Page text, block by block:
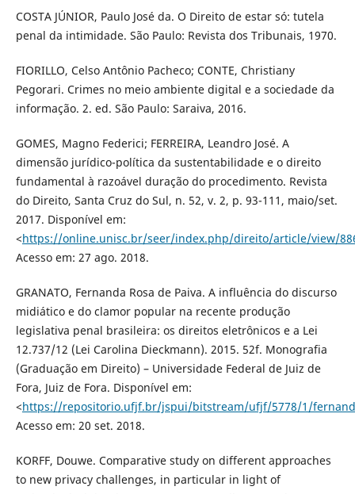
COSTA JÚNIOR, Paulo José da. O Direito de estar só: tutela
penal da intimidade. São Paulo: Revista dos Tribunais, 1970.
FIORILLO, Celso Antônio Pacheco; CONTE, Christiany
Pegorari. Crimes no meio ambiente digital e a sociedade da
informação. 2. ed. São Paulo: Saraiva, 2016.
GOMES, Magno Federici; FERREIRA, Leandro José. A
dimensão jurídico-política da sustentabilidade e o direito
fundamental à razoável duração do procedimento. Revista
do Direito, Santa Cruz do Sul, n. 52, v. 2, p. 93-111, maio/set.
2017. Disponível em:
<https://online.unisc.br/seer/index.php/direito/article/view/
Acesso em: 27 ago. 2018.
GRANATO, Fernanda Rosa de Paiva. A influência do discurso
midiático e do clamor popular na recente produção
legislativa penal brasileira: os direitos eletrônicos e a Lei
12.737/12 (Lei Carolina Dieckmann). 2015. 52f. Monografia
(Graduação em Direito) – Universidade Federal de Juiz de
Fora, Juiz de Fora. Disponível em:
<https://repositorio.ufjf.br/jspui/bitstream/ufjf/5778/1/
Acesso em: 20 set. 2018.
KORFF, Douwe. Comparative study on different approaches
to new privacy challenges, in particular in light of